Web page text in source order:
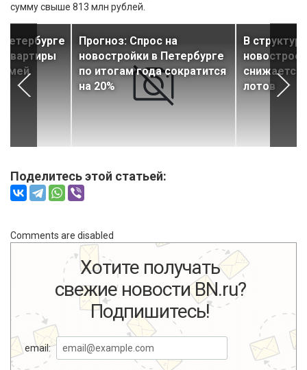
сумму свыше 813 млн рублей.
квартиры
Прогноз: Спрос на
новостройки в Петербурге
по итогам года сократится
на 20%
В
лотов
Поделитесь этой статьей:
Comments are disabled
Хотите получать
свежие новости BN.ru?
Подпишитесь!
email: